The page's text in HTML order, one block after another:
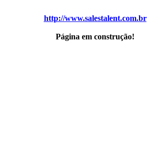
http://www.salestalent.com.br
Página em construção!